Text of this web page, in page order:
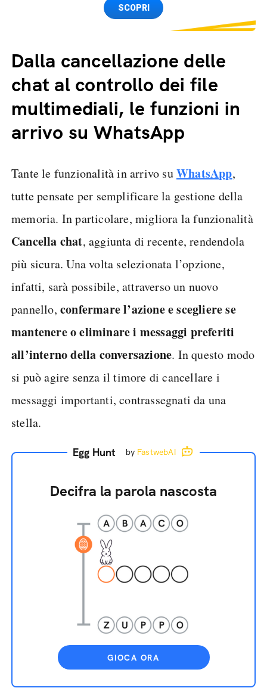
SCOPRI
Dalla cancellazione delle
chat al controllo dei file
multimediali, le funzioni in
arrivo su WhatsApp
Tante le funzionalità in arrivo suWhatsApp,
tutte pensate per semplificare la gestione della
memoria. In particolare, migliora la funzionalità
Cancella chat, aggiunta di recente, rendendola
più sicura. Una volta selezionata l’opzione,
infatti, sarà possibile, attraverso un nuovo
pannello, confermare l’azione e scegliere se
mantenere o eliminare i messaggi preferiti
all’interno della conversazione. In questo modo
si può agire senza il timore di cancellare i
messaggi importanti, contrassegnati da una
stella.
Egg Hunt by FastwebAI
Decifra la parola nascosta
GIOCA ORA